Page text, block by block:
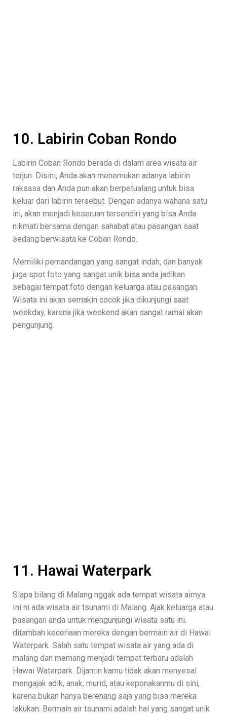
10. Labirin Coban Rondo
Labirin Coban Rondo berada di dalam area wisata air
terjun. Disini, Anda akan menemukan adanya labirin
raksasa dan Anda pun akan berpetualang untuk bisa
keluar dari labirin tersebut. Dengan adanya wahana satu
ini, akan menjadi keseruan tersendiri yang bisa Anda
nikmati bersama dengan sahabat atau pasangan saat
sedang berwisata ke Coban Rondo.
Memiliki pemandangan yang sangat indah, dan banyak
juga spot foto yang sangat unik bisa anda jadikan
sebagai tempat foto dengan keluarga atau pasangan.
Wisata ini akan semakin cocok jika dikunjungi saat
weekday, karena jika weekend akan sangat ramai akan
pengunjung.
11. Hawai Waterpark
Siapa bilang di Malang nggak ada tempat wisata airnya.
Ini ni ada wisata air tsunami di Malang. Ajak keluarga atau
pasangan anda untuk mengunjungi wisata satu ini.
ditambah keceriaan mereka dengan bermain air di Hawai
Waterpark. Salah satu tempat wisata air yang ada di
malang dan memang menjadi tempat terbaru adalah
Hawai Waterpark. Dijamin kamu tidak akan menyesal
mengajak adik, anak, murid, atau keponakanmu di sini,
karena bukan hanya berenang saja yang bisa mereka
lakukan. Bermain air tsunami adalah hal yang sangat unik